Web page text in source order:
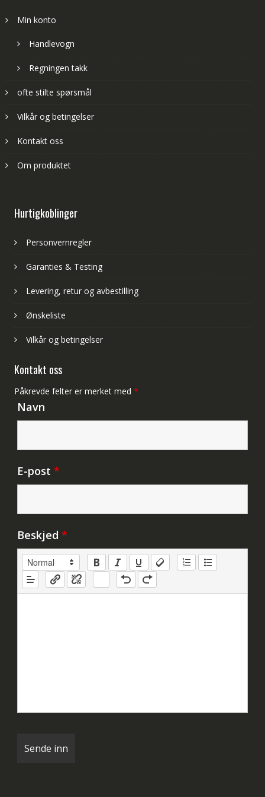
Min konto
Handlevogn
Regningen takk
ofte stilte spørsmål
Vilkår og betingelser
Kontakt oss
Om produktet
Hurtigkoblinger
Personvernregler
Garanties & Testing
Levering, retur og avbestilling
Ønskeliste
Vilkår og betingelser
Kontakt oss
Påkrevde felter er merket med *
Navn
E-post *
Beskjed *